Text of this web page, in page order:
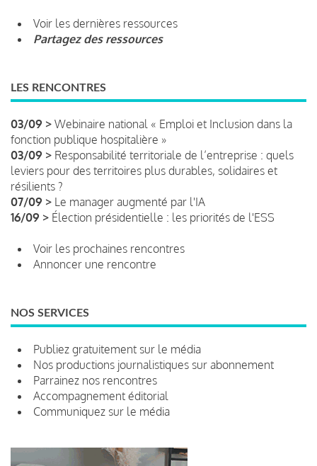
Voir les dernières ressources
Partagez des ressources
LES RENCONTRES
03/09 > Webinaire national « Emploi et Inclusion dans la
fonction publique hospitalière »
03/09 > Responsabilité territoriale de l’entreprise : quels
leviers pour des territoires plus durables, solidaires et
résilients ?
07/09 > Le manager augmenté par l'IA
16/09 > Élection présidentielle : les priorités de l'ESS
Voir les prochaines rencontres
Annoncer une rencontre
NOS SERVICES
Publiez gratuitement sur le média
Nos productions journalistiques sur abonnement
Parrainez nos rencontres
Accompagnement éditorial
Communiquez sur le média